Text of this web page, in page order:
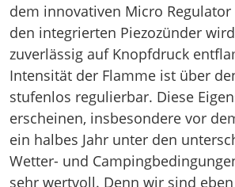
dem innovativen Micro Regulator
den integrierten Piezozünder
zuverlässig auf Knopfdruck
Intensität der Flamme ist über
stufenlos regulierbar. Diese
erscheinen, insbesondere vor
ein halbes Jahr unter den
Wetter- und
sehr wertvoll. Denn wir sind